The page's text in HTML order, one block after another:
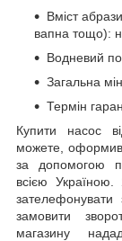
Вміст
вапна тощо):
Водневий
Загальна
Термін
Купити насос
можете,
за допомогою
всією
замовити
магазину